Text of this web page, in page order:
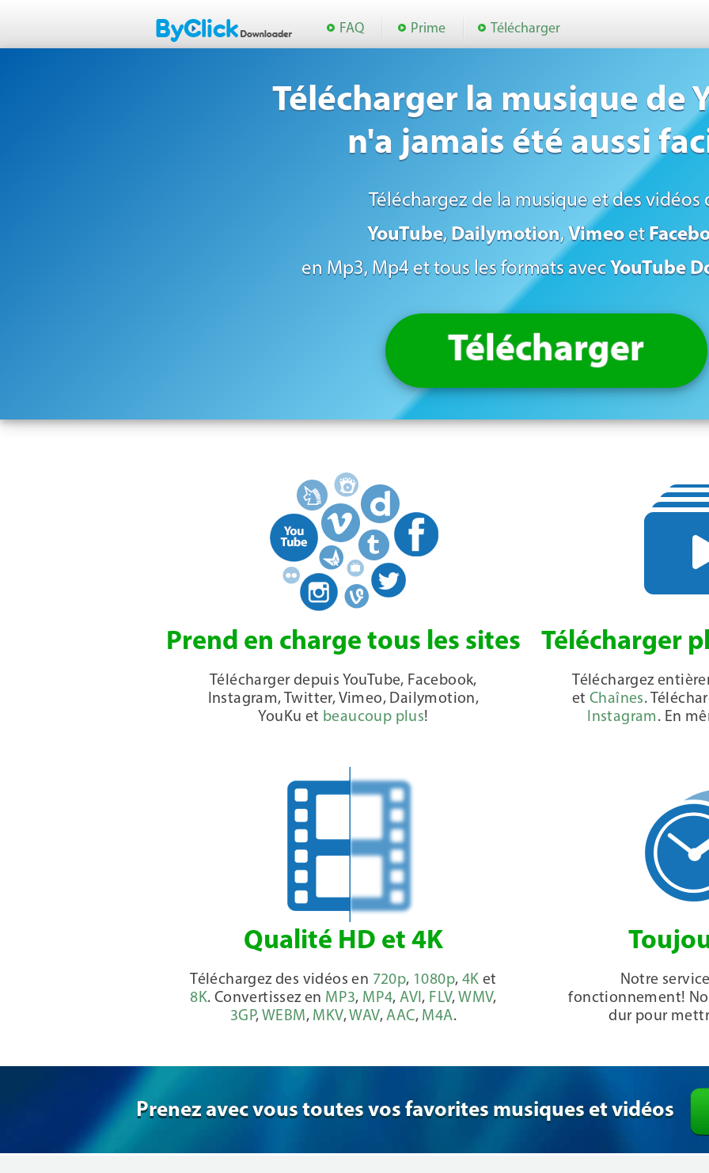
FAQ Prime Télécharger
Télécharger la musique de
n'a jamais été aussi
Téléchargez de la musique et des vidéos
YouTube, Dailymotion, Vimeoet
en Mp3, Mp4 et tous les formats avecYouTube
Télécharger
Prend en charge tous les sites
Télécharger depuis YouTube, Facebook,
Instagram, Twitter, Vimeo, Dailymotion,
YouKu et beaucoup plus!
Télécharger
Téléchargez
et Chaînes.
Instagram . En
Qualité HD et 4K
Téléchargez des vidéos en 720p, 1080p, 4K et
8K. Convertissez en MP3, MP4,AVI, FLV, WMV,
3GP, WEBM, MKV, WAV,AAC, M4A.
Notre
fonctionnement!
dur pour
Prenez avec vous toutes vos favorites musiques et vidéos